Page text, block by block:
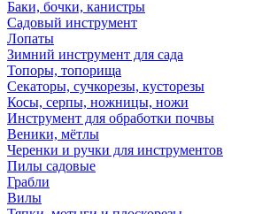
Баки, бочки, канистры
Садовый инструмент
Лопаты
Зимний инструмент для сада
Топоры, топорища
Секаторы, сучкорезы, кусторезы
Косы, серпы, ножницы, ножи
Инструмент для обработки почвы
Веники, мётлы
Черенки и ручки для инструментов
Пилы садовые
Грабли
Вилы